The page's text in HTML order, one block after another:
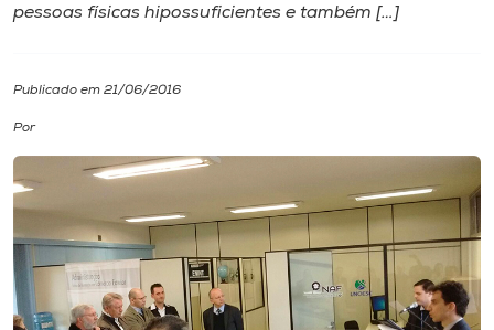
I.nova
Diplomados
Cultura
Biblioteca
pessoas físicas hipossuficientes e também […]
Publicado em 21/06/2016
Por